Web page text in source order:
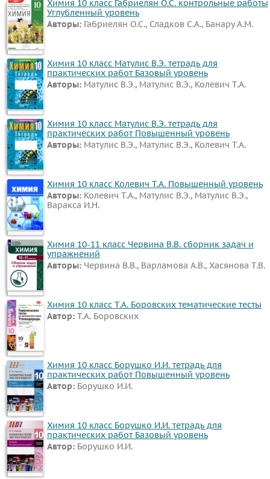
Химия 10 класс Габриелян О.С. контрольные работы
Углубленный уровень
Авторы: Габриелян О.С., Сладков С.А., Банару А.М.
Химия 10 класс Матулис В.Э. тетрадь для
практических работ Базовый уровень
Авторы: Матулис В.Э., Матулис В.Э., Колевич Т.А.
Химия 10 класс Матулис В.Э. тетрадь для
практических работ Повышенный уровень
Авторы: Матулис В.Э., Матулис В.Э., Колевич Т.А.
Химия 10 класс Колевич Т.А. Повышенный уровень
Авторы: Колевич Т.А., Матулис В.Э., Матулис В.Э.,
Варакса И.Н.
Химия 10-11 класс Червина В.В. сборник задач и
упражнений
Авторы: Червина В.В., Варламова А.В., Хасянова Т.В.
Химия 10 класс Т.А. Боровских тематические тесты
Автор: Т.А. Боровских
Химия 10 класс Борушко И.И. тетрадь для
практических работ Повышенный уровень
Автор: Борушко И.И.
Химия 10 класс Борушко И.И. тетрадь для
практических работ Базовый уровень
Автор: Борушко И.И.